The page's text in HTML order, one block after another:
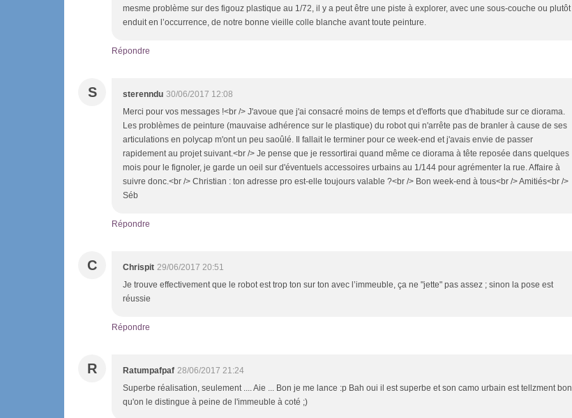
mesme problème sur des figouz plastique au 1/72, il y a peut être une piste à explorer, avec une sous-couche ou plutôt
enduit en l’occurrence, de notre bonne vieille colle blanche avant toute peinture.
Répondre
S sterenndu 30/06/2017 12:08
Merci pour vos messages !<br /> J'avoue que j'ai consacré moins de temps et d'efforts que d'habitude sur ce diorama.
Les problèmes de peinture (mauvaise adhérence sur le plastique) du robot qui n'arrête pas de branler à cause de ses
articulations en polycap m'ont un peu saoûlé. Il fallait le terminer pour ce week-end et j'avais envie de passer
rapidement au projet suivant.<br /> Je pense que je ressortirai quand même ce diorama à tête reposée dans quelques
mois pour le fignoler, je garde un oeil sur d'éventuels accessoires urbains au 1/144 pour agrémenter la rue. Affaire à
suivre donc.<br /> Christian : ton adresse pro est-elle toujours valable ?<br /> Bon week-end à tous<br /> Amitiés<br />
Séb
Répondre
C Chrispit 29/06/2017 20:51
Je trouve effectivement que le robot est trop ton sur ton avec l’immeuble, ça ne "jette" pas assez ; sinon la pose est
réussie
Répondre
R Ratumpafpaf 28/06/2017 21:24
Superbe réalisation, seulement .... Aie ... Bon je me lance :p Bah oui il est superbe et son camo urbain est tellzment bon
qu'on le distingue à peine de l'immeuble à coté ;)